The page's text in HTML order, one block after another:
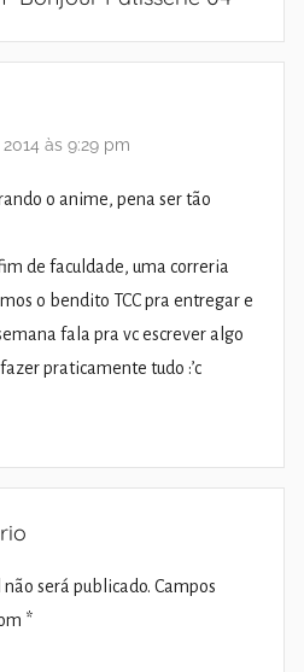
às 9:29 pm
o anime, pena ser tão
de faculdade, uma correria
o bendito TCC pra entregar e
fala pra vc escrever algo
praticamente tudo :’c
será publicado. Campos
*